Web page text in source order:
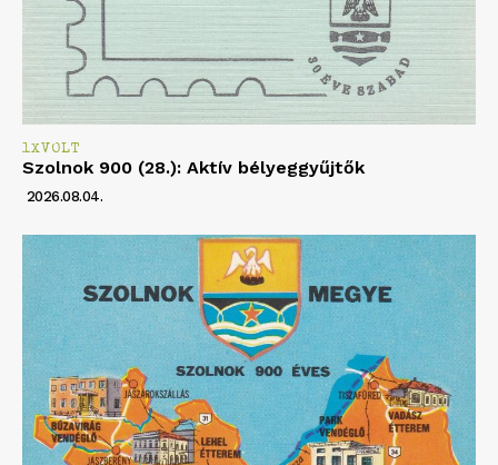
1XVOLT
Szolnok 900 (28.): Aktív bélyeggyűjtők
2026.08.04.